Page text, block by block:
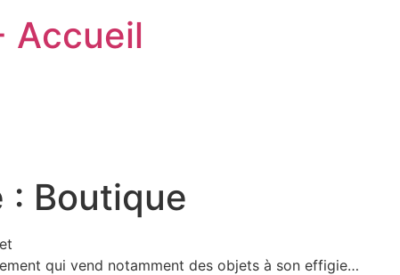
Accueil
: Boutique
qui vend notamment des objets à son effigie…